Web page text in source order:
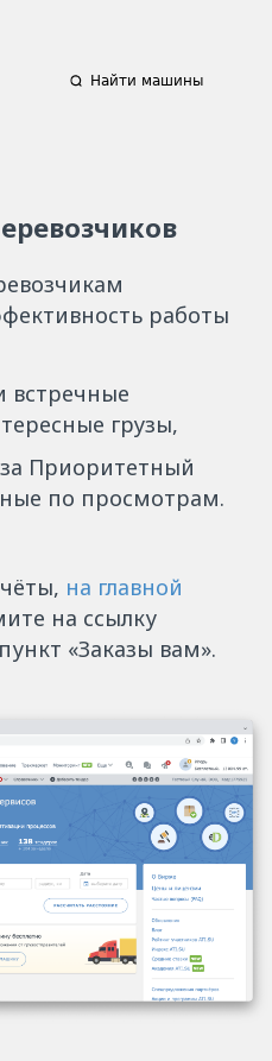
Найти машины
работы
встречные
грузы,
Приоритетный
по просмотрам.
на главной
на ссылку
«Заказы вам».